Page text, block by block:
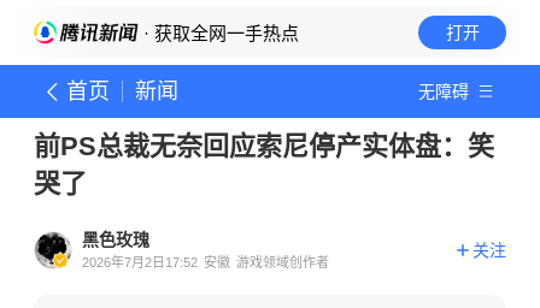
· 获取全网一手热点 打开
首页 新闻 无障碍
前PS总裁无奈回应索尼停产实体盘：笑
哭了
黑色玫瑰
2026年7月2日17:52 安徽 游戏领域创作者
关注